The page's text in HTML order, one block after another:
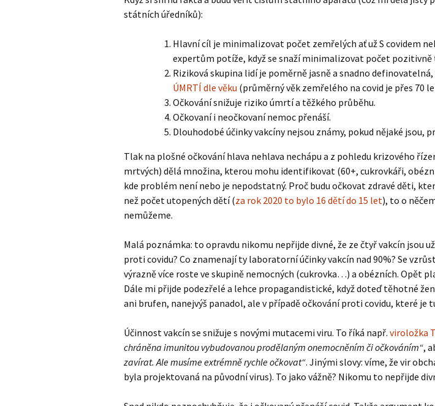
státních úředníků):
Hlavní cíl je minimalizovat počet zemřelých ať už S covidem
expertům potíže, když se snaží minimalizovat počet
Riziková skupina lidí je poměrně jasně a snadno
ÚMRTÍ dle věku (průměrný věk zemřelého na covid je přes 70
Očkování snižuje riziko úmrtí a těžkého průběhu.
Očkovaní i neočkovaní nemoc přenáší.
Dlouhodobé účinky vakcíny nejsou známy, pokud nějaké jsou,
Tlak na plošné očkování hlava nehlava nechápu a z pohledu krizového
mrtvých) dělá množina, kterou mohu identifikovat (60+, cukrovkáři,
kde problém není nebo je nepodstatný. Proč budu očkovat zdravé děti,
než počet utopených dětí (za rok 2020 to bylo 16 dětí do 15 let), to o
nemůžeme.
Malá poznámka: to opravdu nikomu nepřijde divné, že ze čtyř vakcín jsou už
proti covidu? Co znamenají ty laboratorní účinky vakcín nad 90%? Se
výrazně více roste ve skupině nemocných (cukrovka…) a obézních. Opět
Dále mi přijde podezřelé a lehce propagandistické, když doteď těhotné
ani brufen, nanejvýš panadol, ale v případě očkování proti covidu, které je
Účinnost vakcín se snižuje s novými mutacemi viru. To říká např. viroložka
chráněna imunitou vybudovanou prodělaným onemocněním či očkováním“,
zavírat. Ale musíme extrémně rychle očkovat“. Jinými slovy: víme, že vir
byla projektovaná na původní virus). To jako vážně? Nikomu to nepřijde